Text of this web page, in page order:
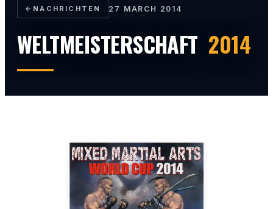
← NACHRICHTEN 27 MARCH 2014
WELTMEISTERSCHAFT 2014